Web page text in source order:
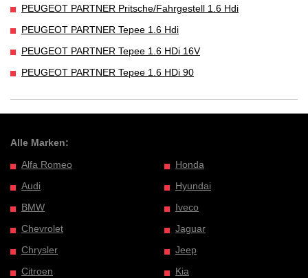
PEUGEOT PARTNER Pritsche/Fahrgestell 1.6 Hdi
PEUGEOT PARTNER Tepee 1.6 Hdi
PEUGEOT PARTNER Tepee 1.6 HDi 16V
PEUGEOT PARTNER Tepee 1.6 HDi 90
Alle Marken:
Alfa Romeo
Audi
BMW
Chevrolet
Chrysler
Citroen
Honda
Hyundai
Iveco
Jaguar
Jeep
Kia